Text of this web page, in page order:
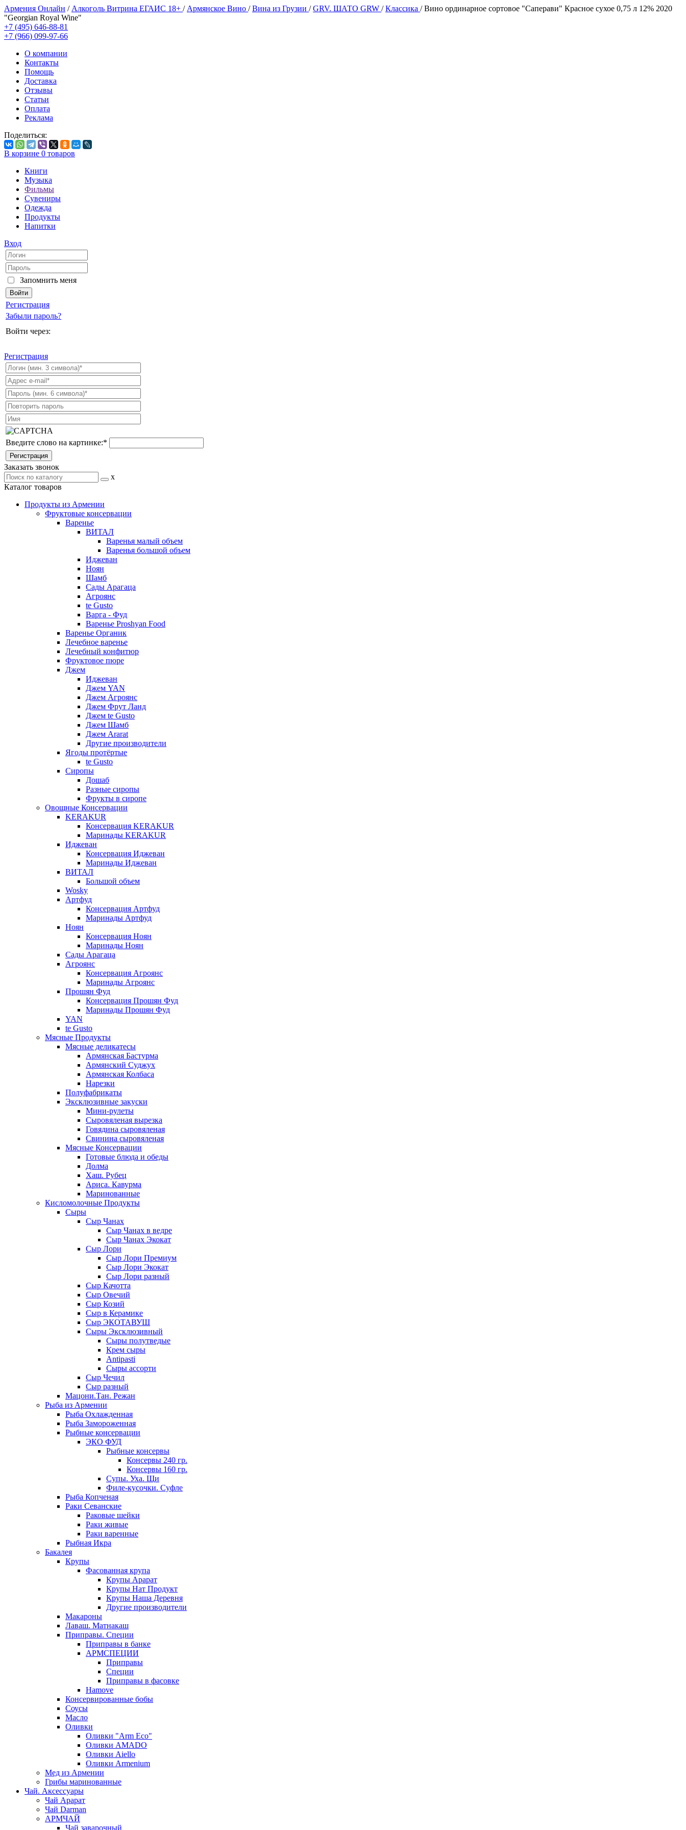
Армения Онлайн / Алкоголь Витрина ЕГАИС 18+ / Армянское Вино /Вина из Грузии /GRV. ШАТО GRW /Классика /Вино ординарное сортовое "Саперави" Красное сухое 0,75 л 12% 2020
"Georgian Royal Wine"
+7 (495) 646-88-81
+7 (966) 099-97-66
О компании
Контакты
Помощь
Доставка
Отзывы
Статьи
Оплата
Реклама
Поделиться:
В корзине 0 товаров
Книги
Музыка
Фильмы
Сувениры
Одежда
Продукты
Напитки
Вход
Запомнить меня
Регистрация
Забыли пароль?
Войти через:
Регистрация
Введите слово на картинке:*
Заказать звонок
x
Каталог товаров
Продукты из Армении
Фруктовые консервации
Варенье
ВИТАЛ
Варенья малый объем
Варенья большой объем
Иджеван
Ноян
Шамб
Сады Арагаца
Агроянс
te Gusto
Варга - Фуд
Варенье Proshyan Food
Варенье Органик
Лечебное варенье
Лечебный конфитюр
Фруктовое пюре
Джем
Иджеван
Джем YAN
Джем Агроянс
Джем Фрут Ланд
Джем te Gusto
Джем Шамб
Джем Ararat
Другие производители
Ягоды протёртые
te Gusto
Сиропы
Дошаб
Разные сиропы
Фрукты в сиропе
Овощные Консервации
KERAKUR
Консервация KERAKUR
Маринады KERAKUR
Иджеван
Консервация Иджеван
Маринады Иджеван
ВИТАЛ
Большой объем
Wosky
Артфуд
Консервация Артфуд
Маринады Артфуд
Ноян
Консервация Ноян
Маринады Ноян
Сады Арагаца
Агроянс
Консервация Агроянс
Маринады Агроянс
Прошян Фуд
Консервация Прошян Фуд
Маринады Прошян Фуд
YAN
te Gusto
Мясные Продукты
Мясные деликатесы
Армянская Бастурма
Армянский Суджух
Армянская Колбаса
Нарезки
Полуфабрикаты
Эксклюзивные закуски
Мини-рулеты
Сыровяленая вырезка
Говядина сыровяленая
Свинина сыровяленая
Мясные Консервации
Готовые блюда и обеды
Долма
Хаш. Рубец
Ариса. Кавурма
Маринованные
Кисломолочные Продукты
Сыры
Сыр Чанах
Сыр Чанах в ведре
Сыр Чанах Экокат
Сыр Лори
Сыр Лори Премиум
Сыр Лори Экокат
Сыр Лори разный
Сыр Качотта
Сыр Овечий
Сыр Козий
Сыр в Керамике
Сыр ЭКОТАВУШ
Сыры Эксклюзивный
Сыры полутведые
Крем сыры
Antipasti
Сыры ассорти
Сыр Чечил
Сыр разный
Мацони.Тан. Режан
Рыба из Армении
Рыба Охлажденная
Рыба Замороженная
Рыбные консервации
ЭКО ФУД
Рыбные консервы
Консервы 240 гр.
Консервы 160 гр.
Супы. Уха. Щи
Филе-кусочки. Суфле
Рыба Копченая
Раки Севанские
Раковые шейки
Раки живые
Раки варенные
Рыбная Икра
Бакалея
Крупы
Фасованная крупа
Крупы Арарат
Крупы Нат Продукт
Крупы Наша Деревня
Другие производители
Макароны
Лаваш. Матнакаш
Приправы. Специи
Приправы в банке
АРМСПЕЦИИ
Приправы
Специи
Приправы в фасовке
Hamove
Консервированные бобы
Соусы
Масло
Оливки
Оливки "Arm Eco"
Оливки AMADO
Оливки Aiello
Оливки Armenium
Мед из Армении
Грибы маринованные
Чай. Аксессуары
Чай Арарат
Чай Darman
АРМЧАЙ
Чай заварочный